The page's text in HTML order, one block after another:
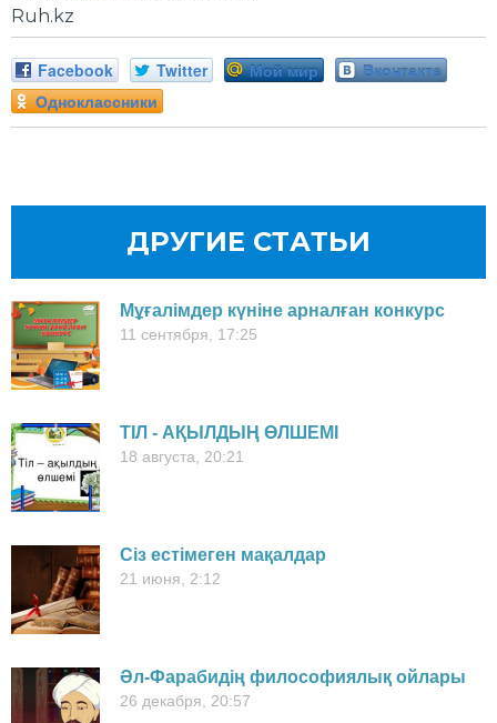
Ruh.kz
Facebook Twitter Мой мир
Вконтакте
Одноклассники
ДРУГИЕ СТАТЬИ
Мұғалімдер күніне арналған конкурс
11 сентября, 17:25
ТІЛ - АҚЫЛДЫҢ ӨЛШЕМІ
18 августа, 20:21
Сіз естімеген мақалдар
21 июня, 2:12
Әл-Фарабидің философиялық ойлары
26 декабря, 20:57